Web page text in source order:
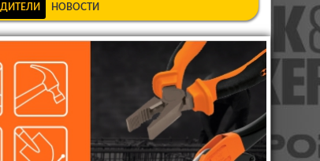
НОВОСТИ